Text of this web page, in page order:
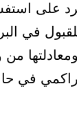
على
في
من
في